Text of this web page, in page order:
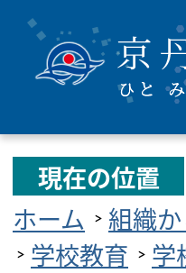
現在の位置
ホーム
組織
学校教育
学